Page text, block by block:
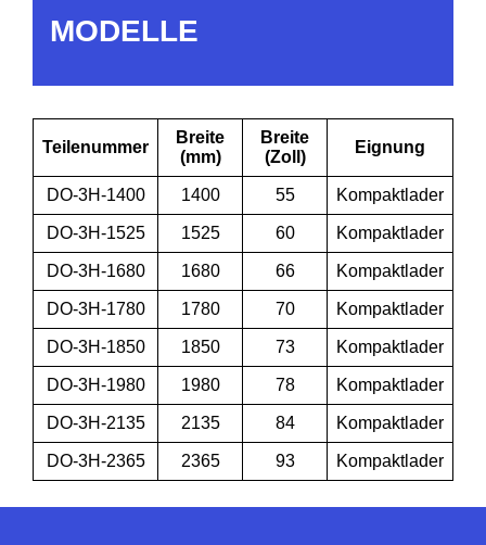
MODELLE
Teilenummer
Breite
(mm)
Breite
(Zoll)
Eignung
DO-3H-1400 1400 55 Kompaktlader
DO-3H-1525 1525 60 Kompaktlader
DO-3H-1680 1680 66 Kompaktlader
DO-3H-1780 1780 70 Kompaktlader
DO-3H-1850 1850 73 Kompaktlader
DO-3H-1980 1980 78 Kompaktlader
DO-3H-2135 2135 84 Kompaktlader
DO-3H-2365 2365 93 Kompaktlader